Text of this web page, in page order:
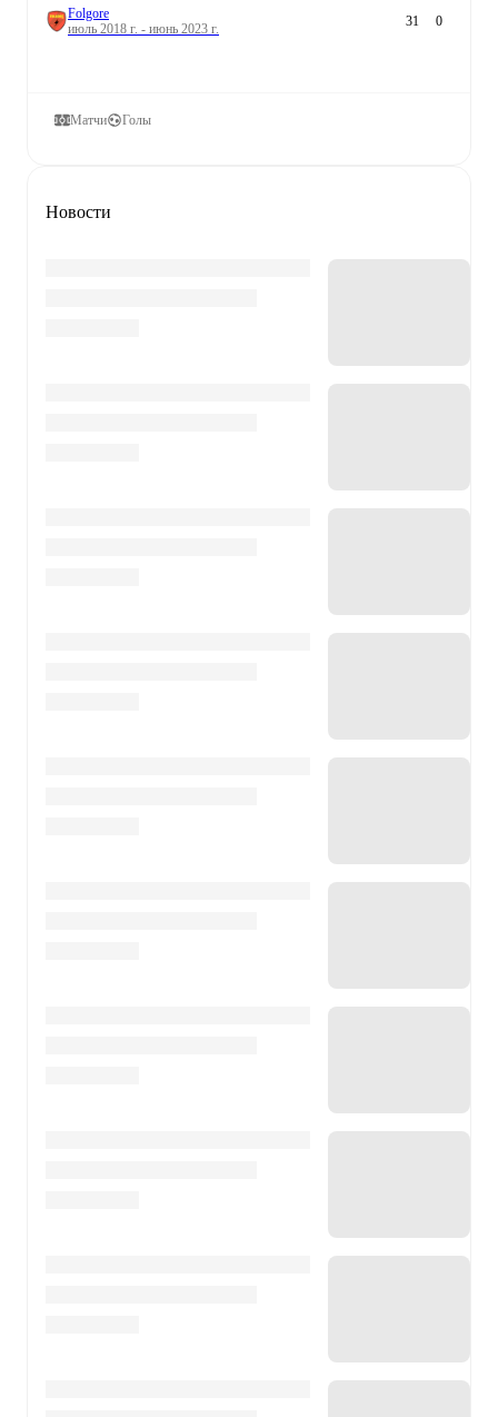
Folgore
июль 2018 г. - июнь 2023 г.
31 0
Матчи Голы
Новости